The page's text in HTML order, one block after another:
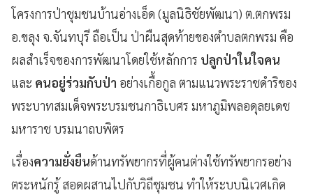
โครงการป่าชุมชนบ้านอ่างเอ็ด (มูลนิธิชัยพัฒนา) ต.ตกพรม
อ.ขลุง จ.จันทบุรี ถือเป็น ป่าผืนสุดท้ายของตำบลตกพรม คือ
ผลสำเร็จของการพัฒนาโดยใช้หลักการ ปลูกป่าในใจคน
และ คนอยู่ร่วมกับป่า อย่างเกื้อกูล ตามแนวพระราชดำริของ
พระบาทสมเด็จพระบรมชนกาธิเบศร มหาภูมิพลอดุลยเดช
มหาราช บรมนาถบพิตร
เรื่องความยั่งยืนด้านทรัพยากรที่ผู้คนต่างใช้ทรัพยากรอย่าง
ตระหนักรู้ สอดผสานไปกับวิถีชุมชน ทำให้ระบบนิเวศเกิด